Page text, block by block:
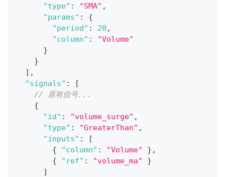
"type" : "SMA" ,
"params" :
{
"period" : 20 ,
"column" :
"Volume"
}
}
] ,
"signals" :
[
// 原有信号...
{
"id" : "volume_surge" ,
"type" : "GreaterThan" ,
"inputs" :
[
{
"column" : "Volume" } ,
{
"ref" : "volume_ma"
}
]